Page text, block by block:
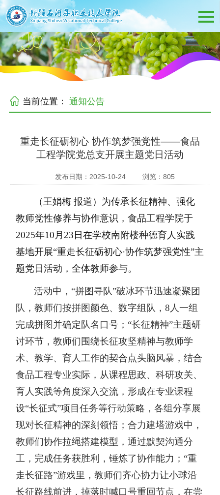
当前位置：通知公告
重走长征砺初心 协作筑梦强党性——食品
工程学院党总支开展主题党日活动
发布日期：2025-10-24 浏览： 805
（王娟梅 报道） 为传承长征精神、强化
教师党性修养与协作意识，食品工程学院于
2025年10月23日在学校南附楼种德育人实践
基地开展“重走长征砺初心·协作筑梦强党性”主
题党日活动，全体教师参与。
活动中 ， “拼图寻队”破冰环节迅速凝聚团
队 ，教师们按拼图颜色、数字组队，8人一组
完成拼图并确定队名口号 ； “长征精神”主题研
讨环节，教师们围绕长征攻坚精神与教师学
术、教学、育人工作的契合点头脑风暴，结合
食品工程专业实际，从课程思政、科研攻关、
育人实践等角度深入交流，形成在专业课程
设“长征式”项目任务等行动策略，各组分享展
现对长征精神的深刻领悟 ；合力建塔游戏中，
教师们协作拉绳搭建模型，通过默契沟通分
工，完成任务获胜利，锤炼了协作能力 ； “重
走长征路”游戏里，教师们齐心协力让小球沿
长征路线前进，掉落时喊口号重回节点，在尝